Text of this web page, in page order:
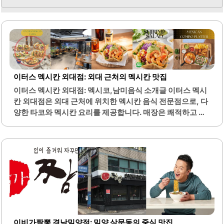
이터스 멕시칸 외대점: 외대 근처의 멕시칸 맛집
이터스 멕시칸 외대점: 멕시코,남미음식 소개글 이터스 멕시
칸 외대점은 외대 근처에 위치한 멕시칸 음식 전문점으로, 다
양한 타코와 멕시칸 요리를 제공합니다. 매장은 쾌적하고 이
좋은 날에는 더욱 쾌적한 식사가 가능합니다.메뉴에는 신선
한 재료로 만든 타코와 브리또, 나쵸, 버팔로윙 등이 포함되
어 있어 선택의 폭이 넓습니다. 타코는 다양한 종류가 있으며,
특히 새우 타코와 파히타가 인기입니다. 또한, 콤보 플래터를
통해 여러 가지 음식을 한 번에 즐길 수 있어 가성비가 뛰어납
니다.이곳의 소스는 특별하며, 부담스럽지 않은 맛으로 남녀
노소 누구나 즐길 수 있습니다. 런치 세트는 양이 많고 맛있어
점심 식사로도 적합합니다. 이터스 멕시칸 외대점은..